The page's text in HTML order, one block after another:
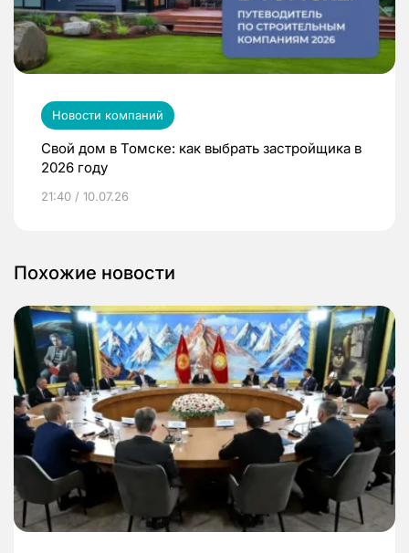
Новости компаний
Свой дом в Томске: как выбрать застройщика в
2026 году
21:40 / 10.07.26
Похожие новости